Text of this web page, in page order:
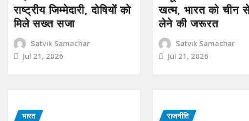
राष्ट्रीय जिम्मेदारी, दोषियों को
मिले सख्त सजा
Satvik Samachar
Jul 21, 2026
खत्म, भारत को चीन
लेने की जरूरत
Satvik Samachar
Jul 21, 2026
भारत राजनीति